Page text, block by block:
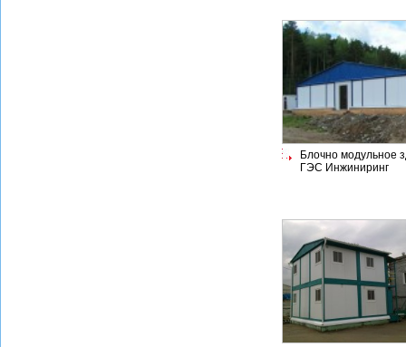
Блочно модульное
ГЭС Инжиниринг